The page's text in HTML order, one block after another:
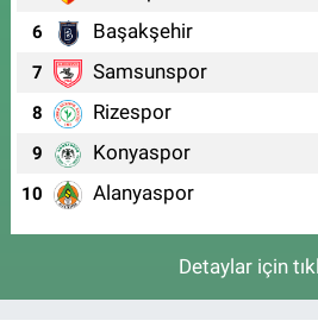
6 Başakşehir
7 Samsunspor
8 Rizespor
9 Konyaspor
10 Alanyaspor
Detaylar için